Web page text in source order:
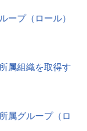
ープ（ロール）
属組織を取得す
属グループ（ロ